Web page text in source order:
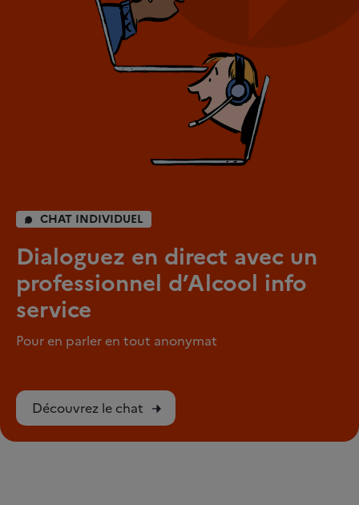
CHAT INDIVIDUEL
Dialoguez en direct avec un
professionnel d’Alcool info
service
Pour en parler en tout anonymat
Découvrez le chat